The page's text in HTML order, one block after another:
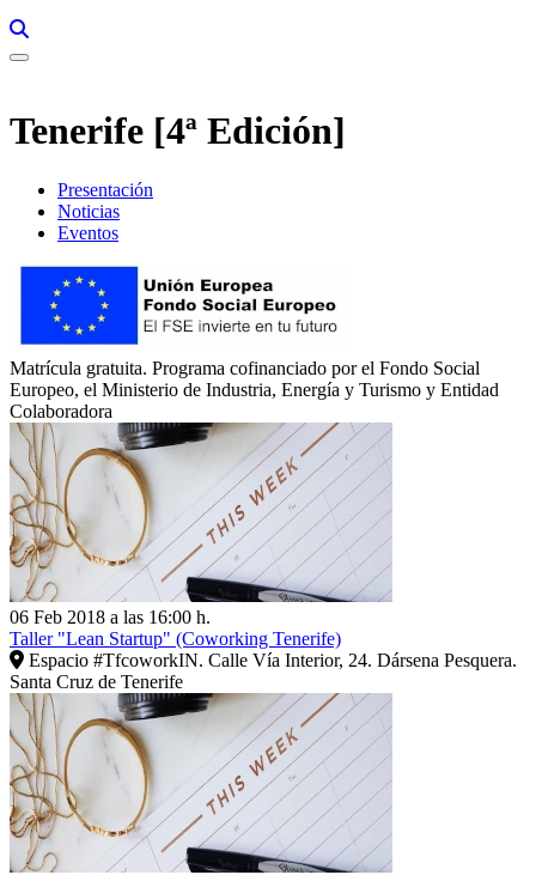
Tenerife [4ª Edición]
Presentación
Noticias
Eventos
Matrícula gratuita. Programa cofinanciado por el Fondo Social
Europeo, el Ministerio de Industria, Energía y Turismo y Entidad
Colaboradora
06 Feb 2018 a las 16:00 h.
Taller "Lean Startup" (Coworking Tenerife)
Espacio #TfcoworkIN. Calle Vía Interior, 24. Dársena Pesquera.
Santa Cruz de Tenerife